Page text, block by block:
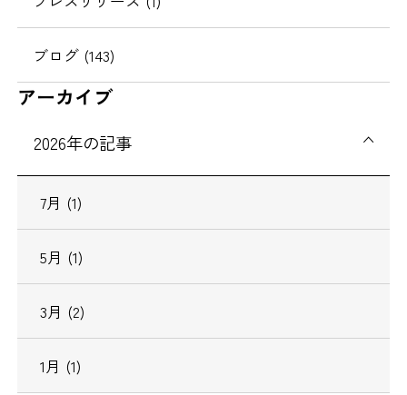
ブログ (143)
アーカイブ
2026年の記事
7月 (1)
5月 (1)
3月 (2)
1月 (1)